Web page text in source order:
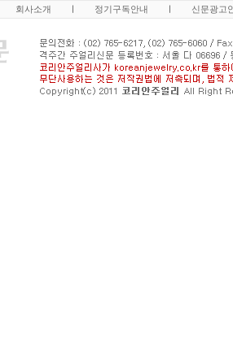
회사소개 ㅣ 정기구독안내 ㅣ 신문광고